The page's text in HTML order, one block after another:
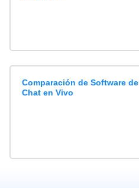
Comparación de Software de
Chat en Vivo